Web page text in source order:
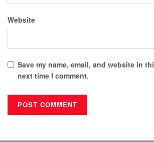
Website
Save my name, email, and website in
next time I comment.